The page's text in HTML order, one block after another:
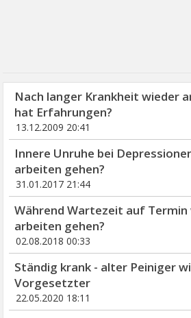
Nach langer Krankheit wieder
hat Erfahrungen?
13.12.2009 20:41
Innere Unruhe bei
arbeiten gehen?
31.01.2017 21:44
Während Wartezeit auf Termin
arbeiten gehen?
02.08.2018 00:33
Ständig krank - alter Peiniger
Vorgesetzter
22.05.2020 18:11